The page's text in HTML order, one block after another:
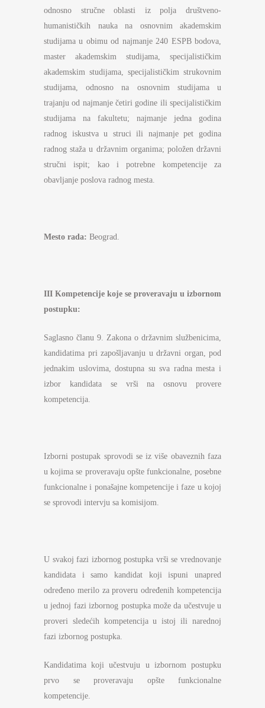
odnosno stručne oblasti iz polja društveno-
humanističkih nauka na osnovnim akademskim
studijama u obimu od najmanje 240 ESPB bodova,
master akademskim studijama, specijalističkim
akademskim studijama, specijalističkim strukovnim
studijama, odnosno na osnovnim studijama u
trajanju od najmanje četiri godine ili specijalističkim
studijama na fakultetu; najmanje jedna godina
radnog iskustva u struci ili najmanje pet godina
radnog staža u državnim organima; položen državni
stručni ispit; kao i potrebne kompetencije za
obavljanje poslova radnog mesta.
Mesto rada: Beograd.
III Kompetencije koje se proveravaju u izbornom
postupku:
Saglasno članu 9. Zakona o državnim službenicima,
kandidatima pri zapošljavanju u državni organ, pod
jednakim uslovima, dostupna su sva radna mesta i
izbor kandidata se vrši na osnovu provere
kompetencija.
Izborni postupak sprovodi se iz više obaveznih faza
u kojima se proveravaju opšte funkcionalne, posebne
funkcionalne i ponašajne kompetencije i faze u kojoj
se sprovodi intervju sa komisijom.
U svakoj fazi izbornog postupka vrši se vrednovanje
kandidata i samo kandidat koji ispuni unapred
određeno merilo za proveru određenih kompetencija
u jednoj fazi izbornog postupka može da učestvuje u
proveri sledećih kompetencija u istoj ili narednoj
fazi izbornog postupka.
Kandidatima koji učestvuju u izbornom postupku
prvo se proveravaju opšte funkcionalne
kompetencije.